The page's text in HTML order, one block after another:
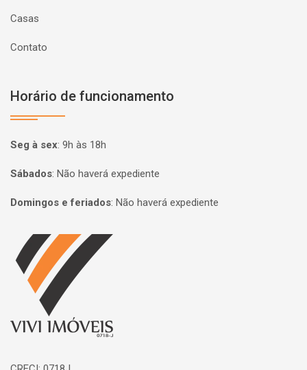
Casas
Contato
Horário de funcionamento
Seg à sex: 9h às 18h
Sábados: Não haverá expediente
Domingos e feriados: Não haverá expediente
Página inicial